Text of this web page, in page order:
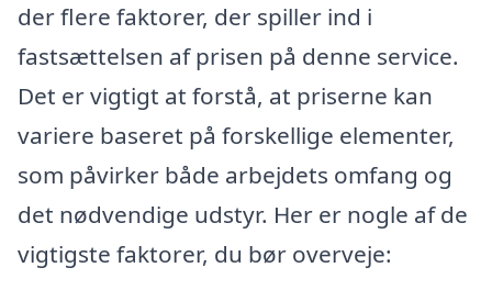
der flere faktorer, der spiller ind i
fastsættelsen af prisen på denne service.
Det er vigtigt at forstå, at priserne kan
variere baseret på forskellige elementer,
som påvirker både arbejdets omfang og
det nødvendige udstyr. Her er nogle af de
vigtigste faktorer, du bør overveje: